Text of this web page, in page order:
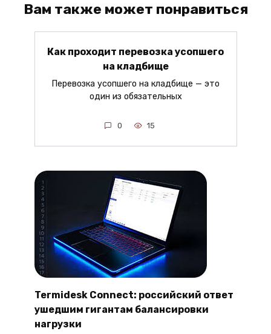
Вам также может понравиться
Как проходит перевозка усопшего
на кладбище
Перевозка усопшего на кладбище — это
один из обязательных
0 15
Termidesk Connect: российский ответ
ушедшим гигантам балансировки
нагрузки